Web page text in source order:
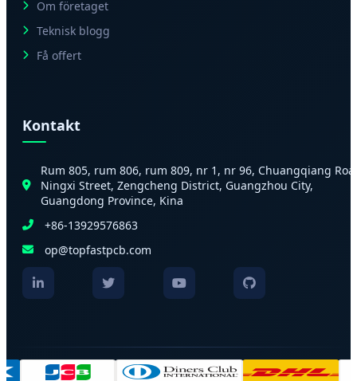
Om företaget
Teknisk blogg
Få offert
Kontakt
Rum 805, rum 806, rum 809, nr 1, nr 96, Chuangqiang
Ningxi Street, Zengcheng District, Guangzhou City,
Guangdong Province, Kina
+86-13929576863
op@topfastpcb.com